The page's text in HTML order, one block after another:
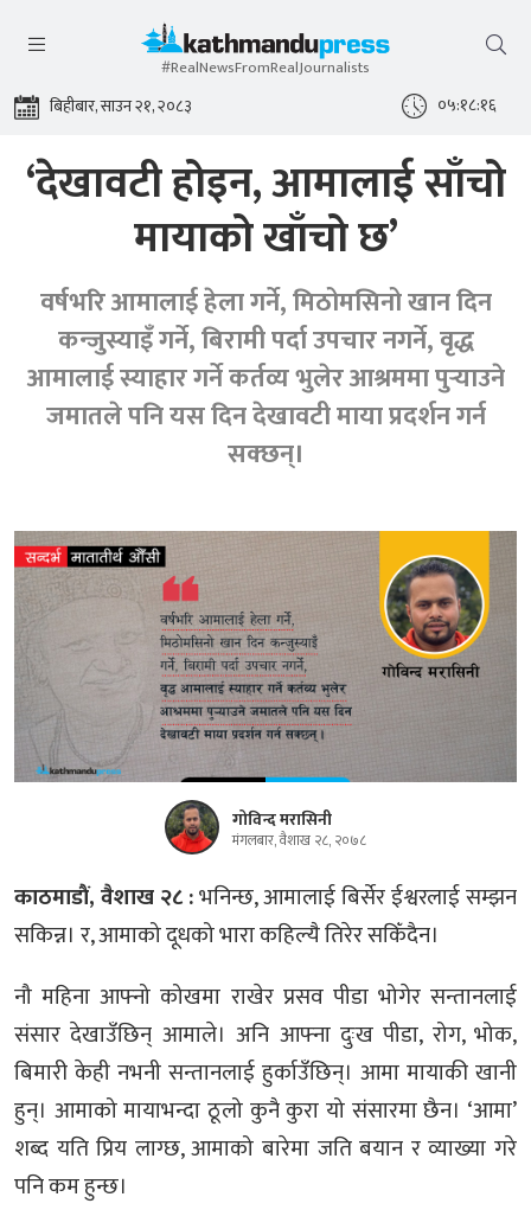
#RealNewsFromRealJournalists
बिहीबार, साउन २१, २०८३ ०५:१८:१७
‘देखावटी होइन, आमालाई साँचो
मायाको खाँचो छ’
वर्षभरि आमालाई हेला गर्ने, मिठोमसिनो खान दिन
कन्जुस्याइँ गर्ने, बिरामी पर्दा उपचार नगर्ने, वृद्ध
आमालाई स्याहार गर्ने कर्तव्य भुलेर आश्रममा पुर्‍याउने
जमातले पनि यस दिन देखावटी माया प्रदर्शन गर्न
सक्छन्।
गोविन्द मरासिनी
मंगलबार, वैशाख २८, २०७८
काठमाडाैं, वैशाख २८ :भनिन्छ, आमालाई बिर्सेर ईश्वरलाई सम्झन
सकिन्न। र, आमाको दूधको भारा कहिल्यै तिरेर सकिँदैन।
नौ महिना आफ्नो कोखमा राखेर प्रसव पीडा भोगेर सन्तानलाई
संसार देखाउँछिन् आमाले। अनि आफ्ना दुःख पीडा, रोग, भोक,
बिमारी केही नभनी सन्तानलाई हुर्काउँछिन्। आमा मायाकी खानी
हुन्। आमाको मायाभन्दा ठूलो कुनै कुरा यो संसारमा छैन। ‘आमा’
शब्द यति प्रिय लाग्छ, आमाको बारेमा जति बयान र व्याख्या गरे
पनि कम हुन्छ।